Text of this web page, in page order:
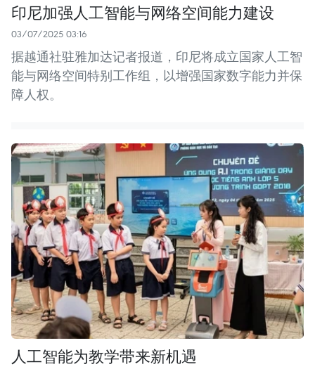
印尼加强人工智能与网络空间能力建设
03/07/2025 03:16
据越通社驻雅加达记者报道，印尼将成立国家人工智
能与网络空间特别工作组，以增强国家数字能力并保
障人权。
人工智能为教学带来新机遇